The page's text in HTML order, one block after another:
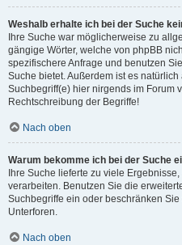
Weshalb erhalte ich bei der Suche
Ihre Suche war möglicherweise zu
gängige Wörter, welche von phpBB
spezifischere Anfrage und benutzen
Suche bietet. Außerdem ist es
Suchbegriff(e) hier nirgends im Forum
Rechtschreibung der Begriffe!
Nach oben
Warum bekomme ich bei der Suche
Ihre Suche lieferte zu viele
verarbeiten. Benutzen Sie die
Suchbegriffe ein oder beschränken
Unterforen.
Nach oben